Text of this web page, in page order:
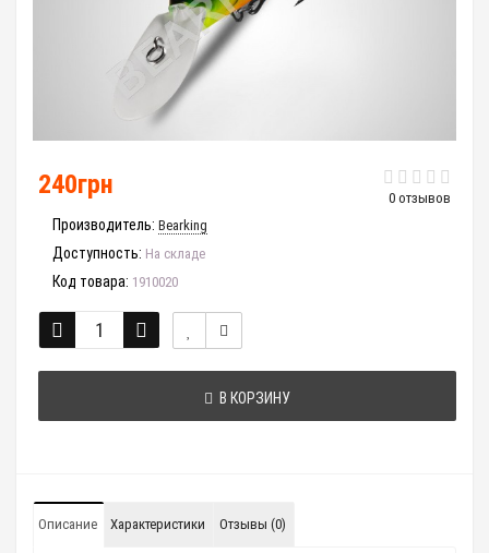
0 отзывов
240грн
Производитель: Bearking
Доступность: На складе
Код товара: 1910020
В КОРЗИНУ
Описание Характеристики Отзывы (0)